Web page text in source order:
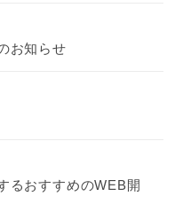
お知らせ
るおすすめのWEB開